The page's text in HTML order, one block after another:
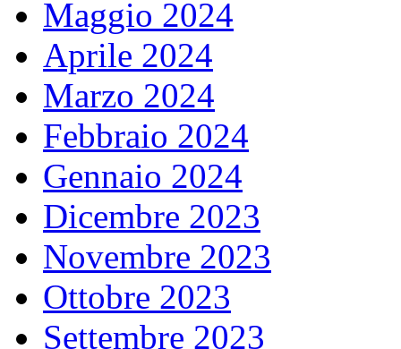
Maggio 2024
Aprile 2024
Marzo 2024
Febbraio 2024
Gennaio 2024
Dicembre 2023
Novembre 2023
Ottobre 2023
Settembre 2023